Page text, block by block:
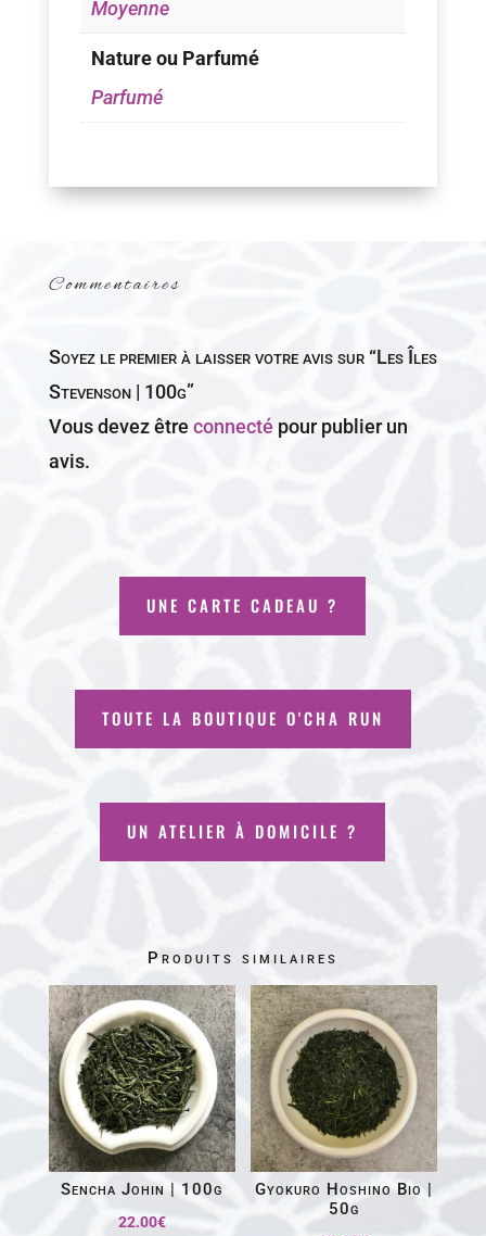
Moyenne
Nature ou Parfumé
Parfumé
Commentaires
Soyez le premier à laisser votre avis sur “Les Îles
Stevenson | 100g”
Vous devez êtreconnecté pour publier un
avis.
UNE CARTE CADEAU ?
TOUTE LA BOUTIQUE O'CHA RUN
UN ATELIER À DOMICILE ?
Produits similaires
Sencha Johin | 100g
22.00€
Gyokuro Hoshino Bio |
50g